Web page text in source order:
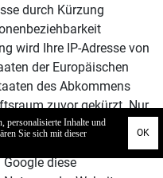
durch Kürzung
wird Ihre IP-Adresse von
der Europäischen
des Abkommens
zuvor gekürzt. Nur
Adresse an einen
übertragen und dort
diese